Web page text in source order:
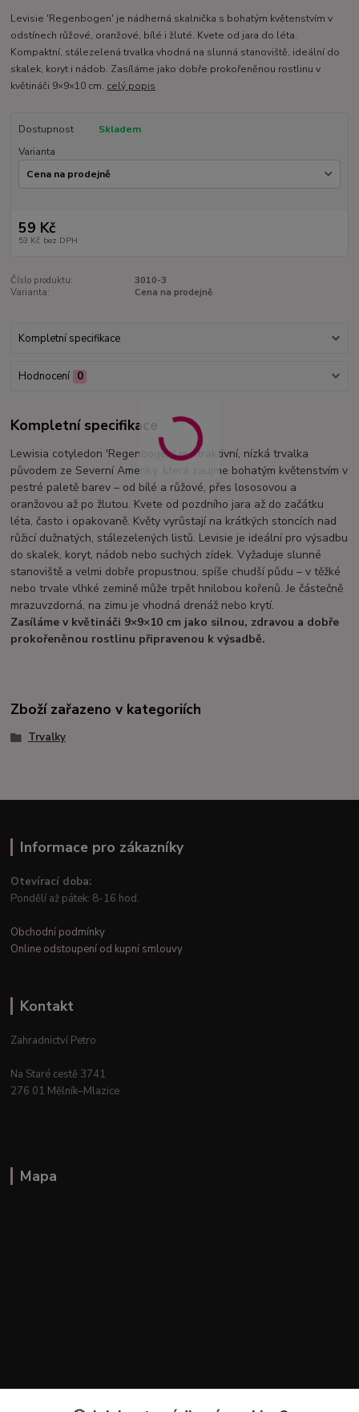
Levisie 'Regenbogen' je nádherná skalnička s bohatým květenstvím v
odstínech růžové, oranžové, bílé i žluté. Kvete od jara do léta.
Kompaktní, stálezelená trvalka vhodná na slunná stanoviště, ideální do
skalek, koryt i nádob. Zasíláme jako dobře prokořeněnou rostlinu v
květináči 9×9×10 cm. celý popis
Dostupnost
Skladem
Varianta
59 Kč
53 Kč bez DPH
Číslo produktu:
3010-3
Varianta:
Cena na prodejně
Kompletní specifikace
Hodnocení 0
Kompletní specifikace
Lewisia cotyledon 'Regenbogen' je atraktivní, nízká trvalka
původem ze Severní Ameriky, která zaujme bohatým květenstvím v
pestré paletě barev – od bílé a růžové, přes lososovou a
oranžovou až po žlutou. Kvete od pozdního jara až do začátku
léta, často i opakovaně. Květy vyrůstají na krátkých stoncích nad
růžicí dužnatých, stálezelených listů. Levisie je ideální pro výsadbu
do skalek, koryt, nádob nebo suchých zídek. Vyžaduje slunné
stanoviště a velmi dobře propustnou, spíše chudší půdu – v těžké
nebo trvale vlhké zemině může trpět hnilobou kořenů. Je částečně
mrazuvzdorná, na zimu je vhodná drenáž nebo krytí.
Zasíláme v květináči 9×9×10 cm jako silnou, zdravou a dobře
prokořeněnou rostlinu připravenou k výsadbě.
Zboží zařazeno v kategoriích
Trvalky
Informace pro zákazníky
Otevírací doba:
Pondělí až pátek: 8-16 hod.
Obchodní podmínky
Online odstoupení od kupní smlouvy
Kontakt
Zahradnictví Petro
Na Staré cestě 3741
276 01 Mělník–Mlazice
Mapa